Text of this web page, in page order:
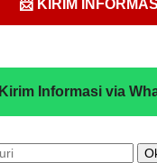
📨 KIRIM INFORMASI
Informasi via